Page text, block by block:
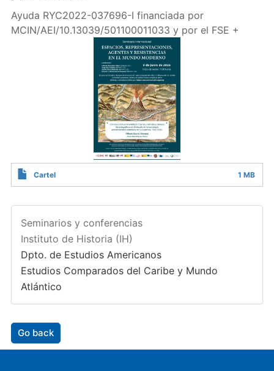
Ayuda RYC2022-037696-I financiada por
MCIN/AEI/10.13039/501100011033 y por el FSE +
Cartel 1 MB
Seminarios y conferencias
Instituto de Historia (IH)
Dpto. de Estudios Americanos
Estudios Comparados del Caribe y Mundo
Atlántico
Go back